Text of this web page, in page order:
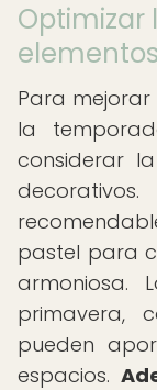
Optimizar
Para
la
considerar
pastel para
armoniosa.
primavera,
pueden
espacios.